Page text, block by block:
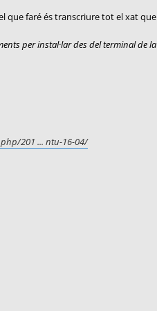
que faré és transcriure tot el xat
per instal·lar des del terminal de
201 ... ntu-16-04/